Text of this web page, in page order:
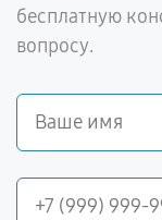
бесплатную
вопросу.